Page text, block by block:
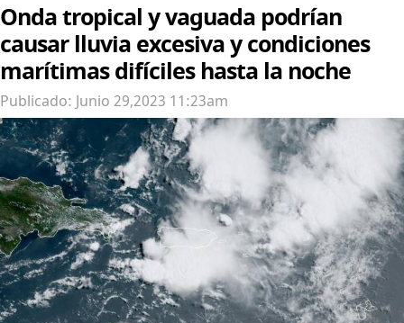
Onda tropical y vaguada podrían
causar lluvia excesiva y condiciones
marítimas difíciles hasta la noche
Publicado: Junio 29,2023 11:23am